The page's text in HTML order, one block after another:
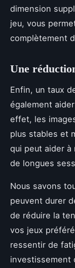
dimension
jeu, vous
complètement
Une
Enfin, un taux
également
effet, les
plus stables et
qui peut aider
de longues
Nous savons
peuvent durer
de réduire la
vos jeux
ressentir de
investissement